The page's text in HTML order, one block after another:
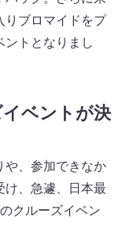
りブロマイドをプ
ントとなりまし
ベントが決
や、参加できなか
け、急遽、日本最
クルーズイベン